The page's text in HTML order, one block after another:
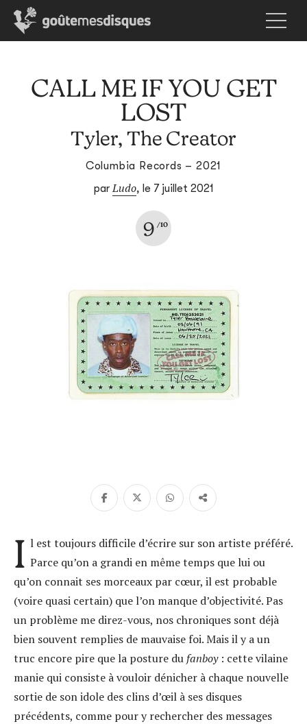
CALL ME IF YOU GET
LOST
Tyler, The Creator
Columbia Records – 2021
parLudo, le 7 juillet 2021
9
I l est toujours difficile d’écrire sur son artiste préféré.
Parce qu’on a grandi en même temps que lui ou
qu’on connait ses morceaux par cœur, il est probable
(voire quasi certain) que l’on manque d’objectivité. Pas
un problème me direz-vous, nos chroniques sont déjà
bien souvent remplies de mauvaise foi. Mais il y a un
truc encore pire que la posture du fanboy: cette vilaine
manie qui consiste à vouloir dénicher à chaque nouvelle
sortie de son idole des clins d’œil à ses disques
précédents, comme pour y rechercher des messages